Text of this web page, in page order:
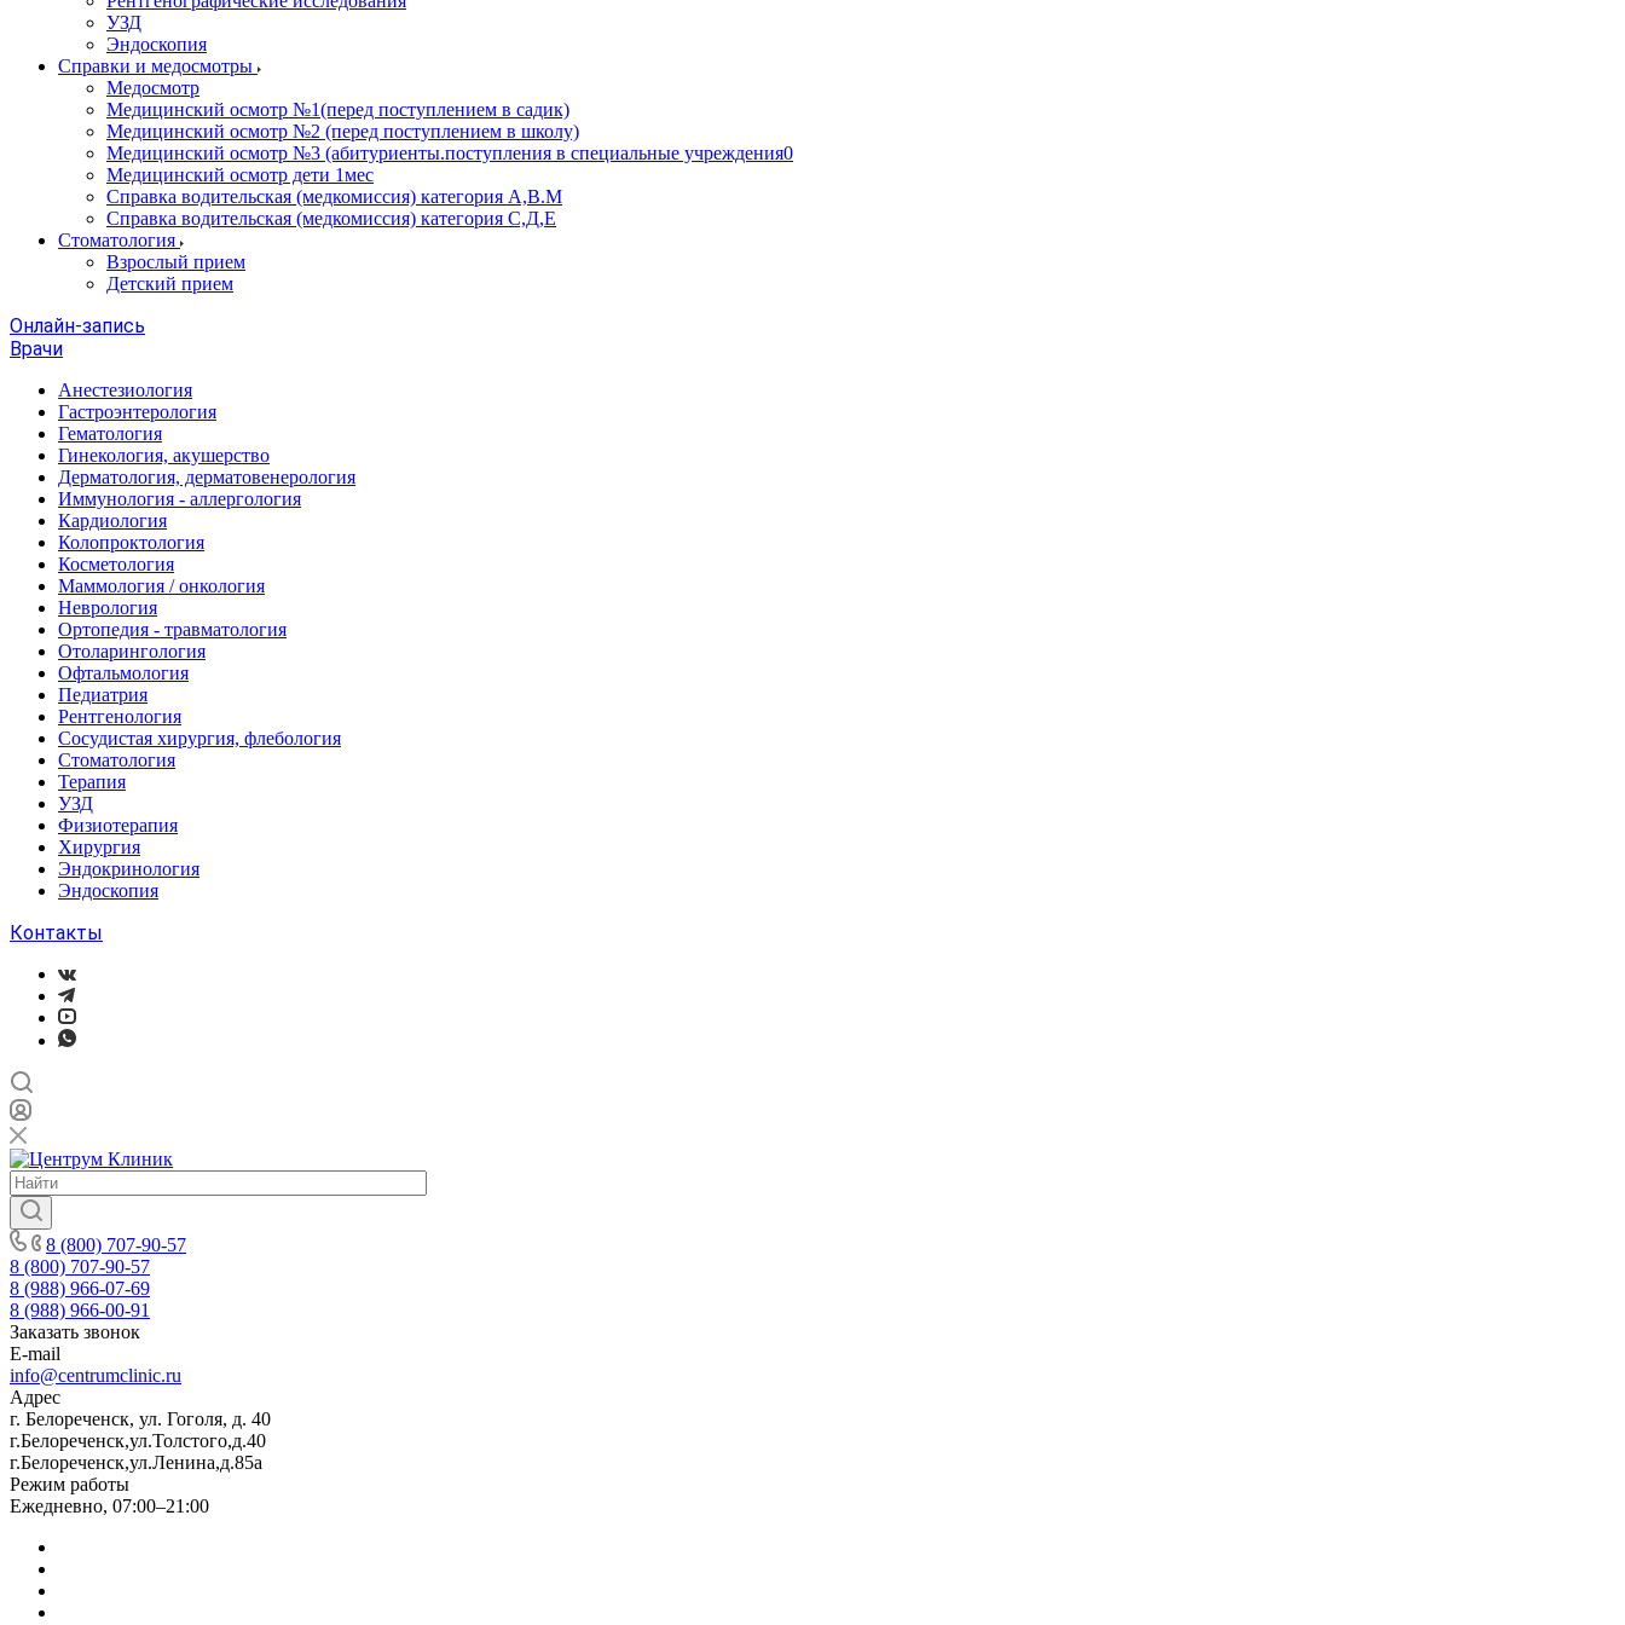
УЗД
Эндоскопия
Справки и медосмотры
Медосмотр
Медицинский осмотр №1(перед поступлением в садик)
Медицинский осмотр №2 (перед поступлением в школу)
Медицинский осмотр №3 (абитуриенты.поступления в специальные учреждения0
Медицинский осмотр дети 1мес
Справка водительская (медкомиссия) категория А,В.М
Справка водительская (медкомиссия) категория С,Д,Е
Стоматология
Взрослый прием
Детский прием
Онлайн-запись
Врачи
Анестезиология
Гастроэнтерология
Гематология
Гинекология, акушерство
Дерматология, дерматовенерология
Иммунология - аллергология
Кардиология
Колопроктология
Косметология
Маммология / онкология
Неврология
Ортопедия - травматология
Отоларингология
Офтальмология
Педиатрия
Рентгенология
Сосудистая хирургия, флебология
Стоматология
Терапия
УЗД
Физиотерапия
Хирургия
Эндокринология
Эндоскопия
Контакты
8 (800) 707-90-57
8 (800) 707-90-57
8 (988) 966-07-69
8 (988) 966-00-91
Заказать звонок
E-mail
info@centrumclinic.ru
Адрес
г. Белореченск, ул. Гоголя, д. 40
г.Белореченск,ул.Толстого,д.40
г.Белореченск,ул.Ленина,д.85а
Режим работы
Ежедневно, 07:00–21:00